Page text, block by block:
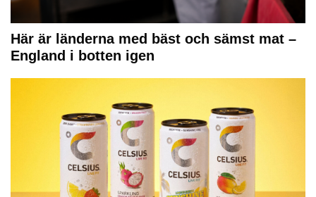
Här är länderna med bäst och sämst mat –
England i botten igen